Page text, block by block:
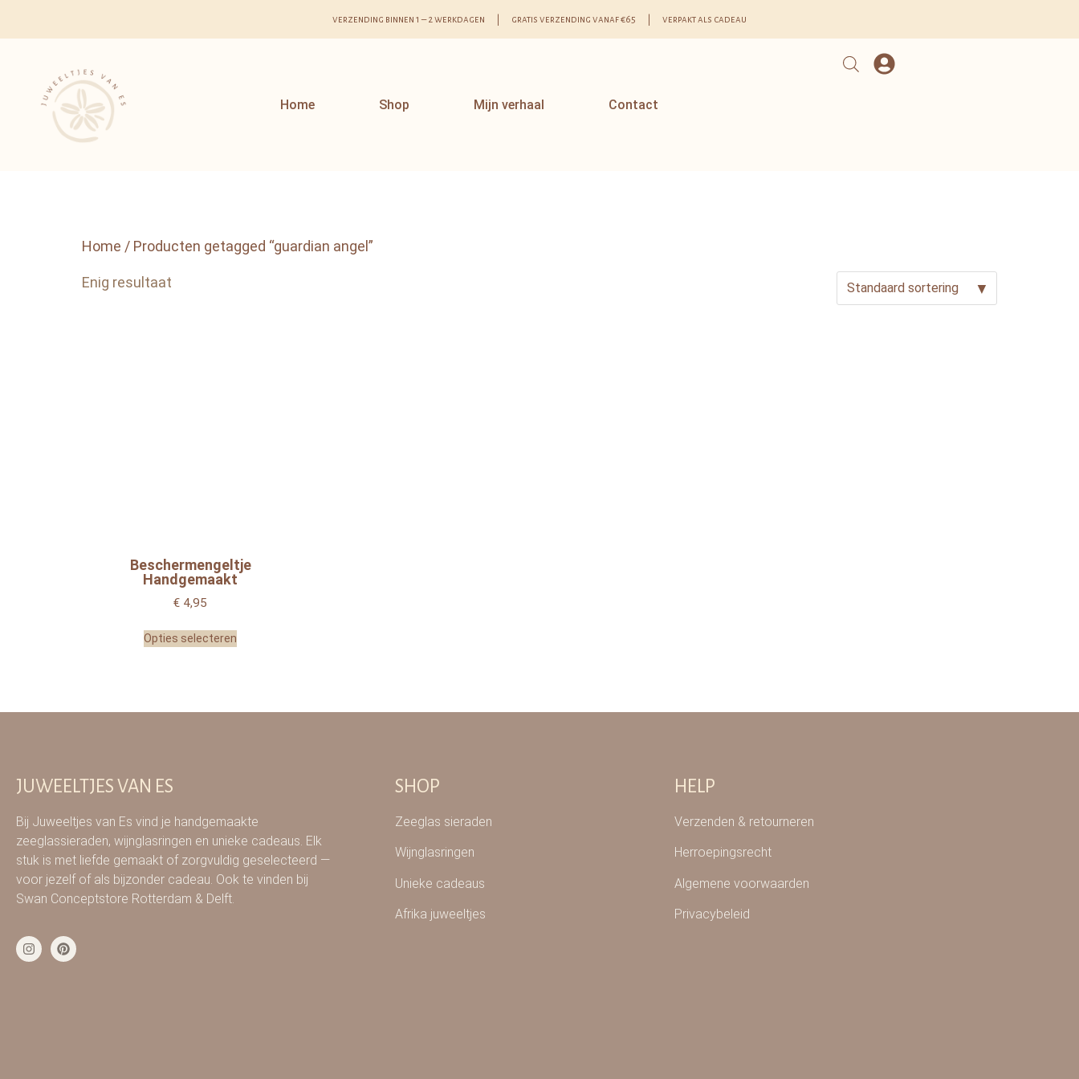
verzending binnen 1 – 2 werkdagen | gratis verzending vanaf €65 | verpakt als cadeau
Home Shop Mijn verhaal Contact
Home / Producten getagged “guardian angel”
Enig resultaat
Beschermengeltje
Handgemaakt
€ 4,95
Opties selecteren
JUWEELTJES VAN ES
Bij Juweeltjes van Es vind je handgemaakte
zeeglassieraden, wijnglasringen en unieke cadeaus. Elk
stuk is met liefde gemaakt of zorgvuldig geselecteerd —
voor jezelf of als bijzonder cadeau. Ook te vinden bij
Swan Conceptstore Rotterdam & Delft.
SHOP
Zeeglas sieraden
Wijnglasringen
Unieke cadeaus
Afrika juweeltjes
HELP
Verzenden & retourneren
Herroepingsrecht
Algemene voorwaarden
Privacybeleid